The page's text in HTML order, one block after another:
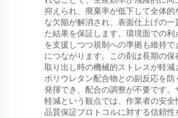
抑えられ、廃棄率が低下して全体
な欠陥が解消され、表面仕上げの
た結果を保証します。環境面での
を支援しつつ規制への準拠も維持
につながります。この剤は長期の
取り出し時の機械的ストレスが軽
ポリウレタン配合物との副反応を
発揮でき、配合の調整が不要です
軽減という観点では、作業者の安
品質保証プロトコルに対する信頼